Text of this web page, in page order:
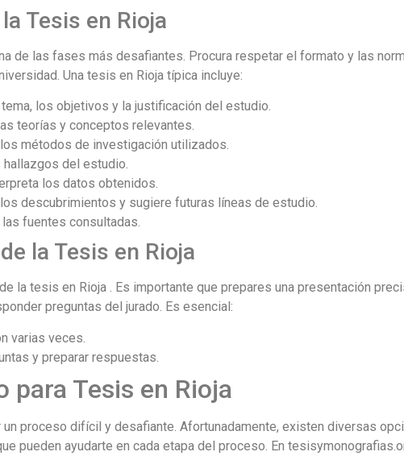
Tesis en Rioja
de las fases más desafiantes. Procura respetar el formato y las
Una tesis en Rioja típica incluye:
tema, los objetivos y la justificación del estudio.
teorías y conceptos relevantes.
métodos de investigación utilizados.
hallazgos del estudio.
los datos obtenidos.
descubrimientos y sugiere futuras líneas de estudio.
fuentes consultadas.
la Tesis en Rioja
la tesis en Rioja . Es importante que prepares una presentación
preguntas del jurado. Es esencial:
varias veces.
y preparar respuestas.
para Tesis en Rioja
proceso difícil y desafiante. Afortunadamente, existen diversas
pueden ayudarte en cada etapa del proceso. En